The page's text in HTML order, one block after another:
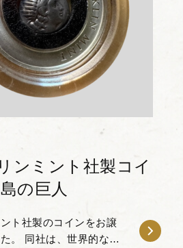
ンミント社製コイ
の巨人
ト社製のコインをお譲
。 同社は、世界的な規